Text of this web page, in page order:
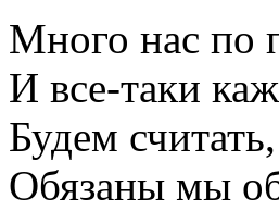
Много нас
И все-таки
Будем
Обязаны мы